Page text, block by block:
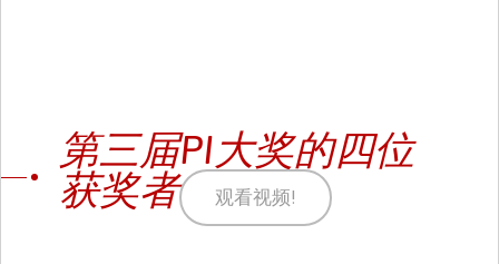
第三届PI大奖的四位
获奖者
观看视频!